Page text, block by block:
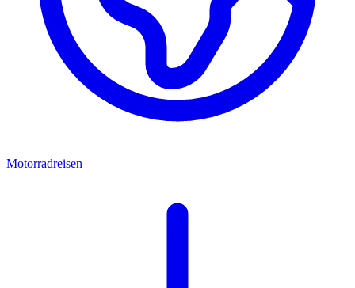
Motorradreisen